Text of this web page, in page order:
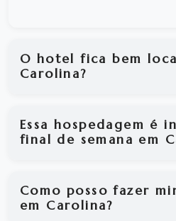
O hotel fica bem
Carolina?
Essa hospedagem é
final de semana em
Como posso fazer
em Carolina?